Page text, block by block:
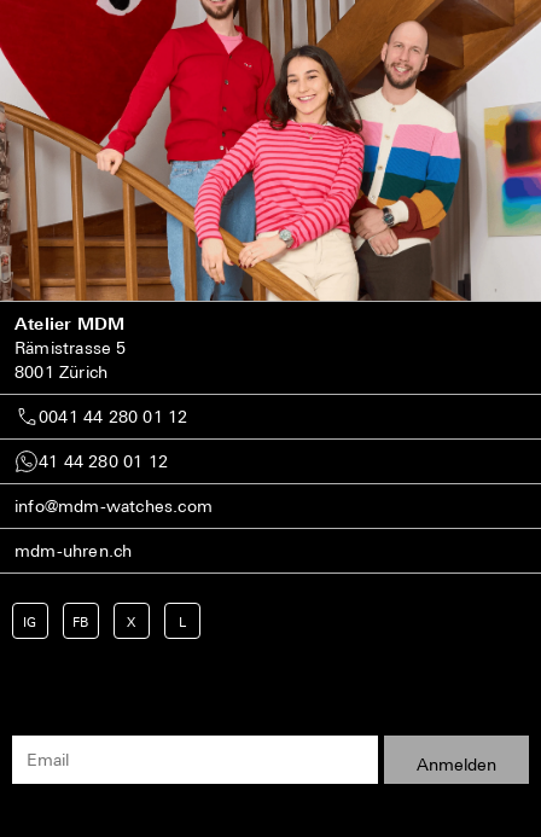
Atelier MDM
Rämistrasse 5
8001 Zürich
0041 44 280 01 12
41 44 280 01 12
info@mdm-watches.com
mdm-uhren.ch
IG FB X L